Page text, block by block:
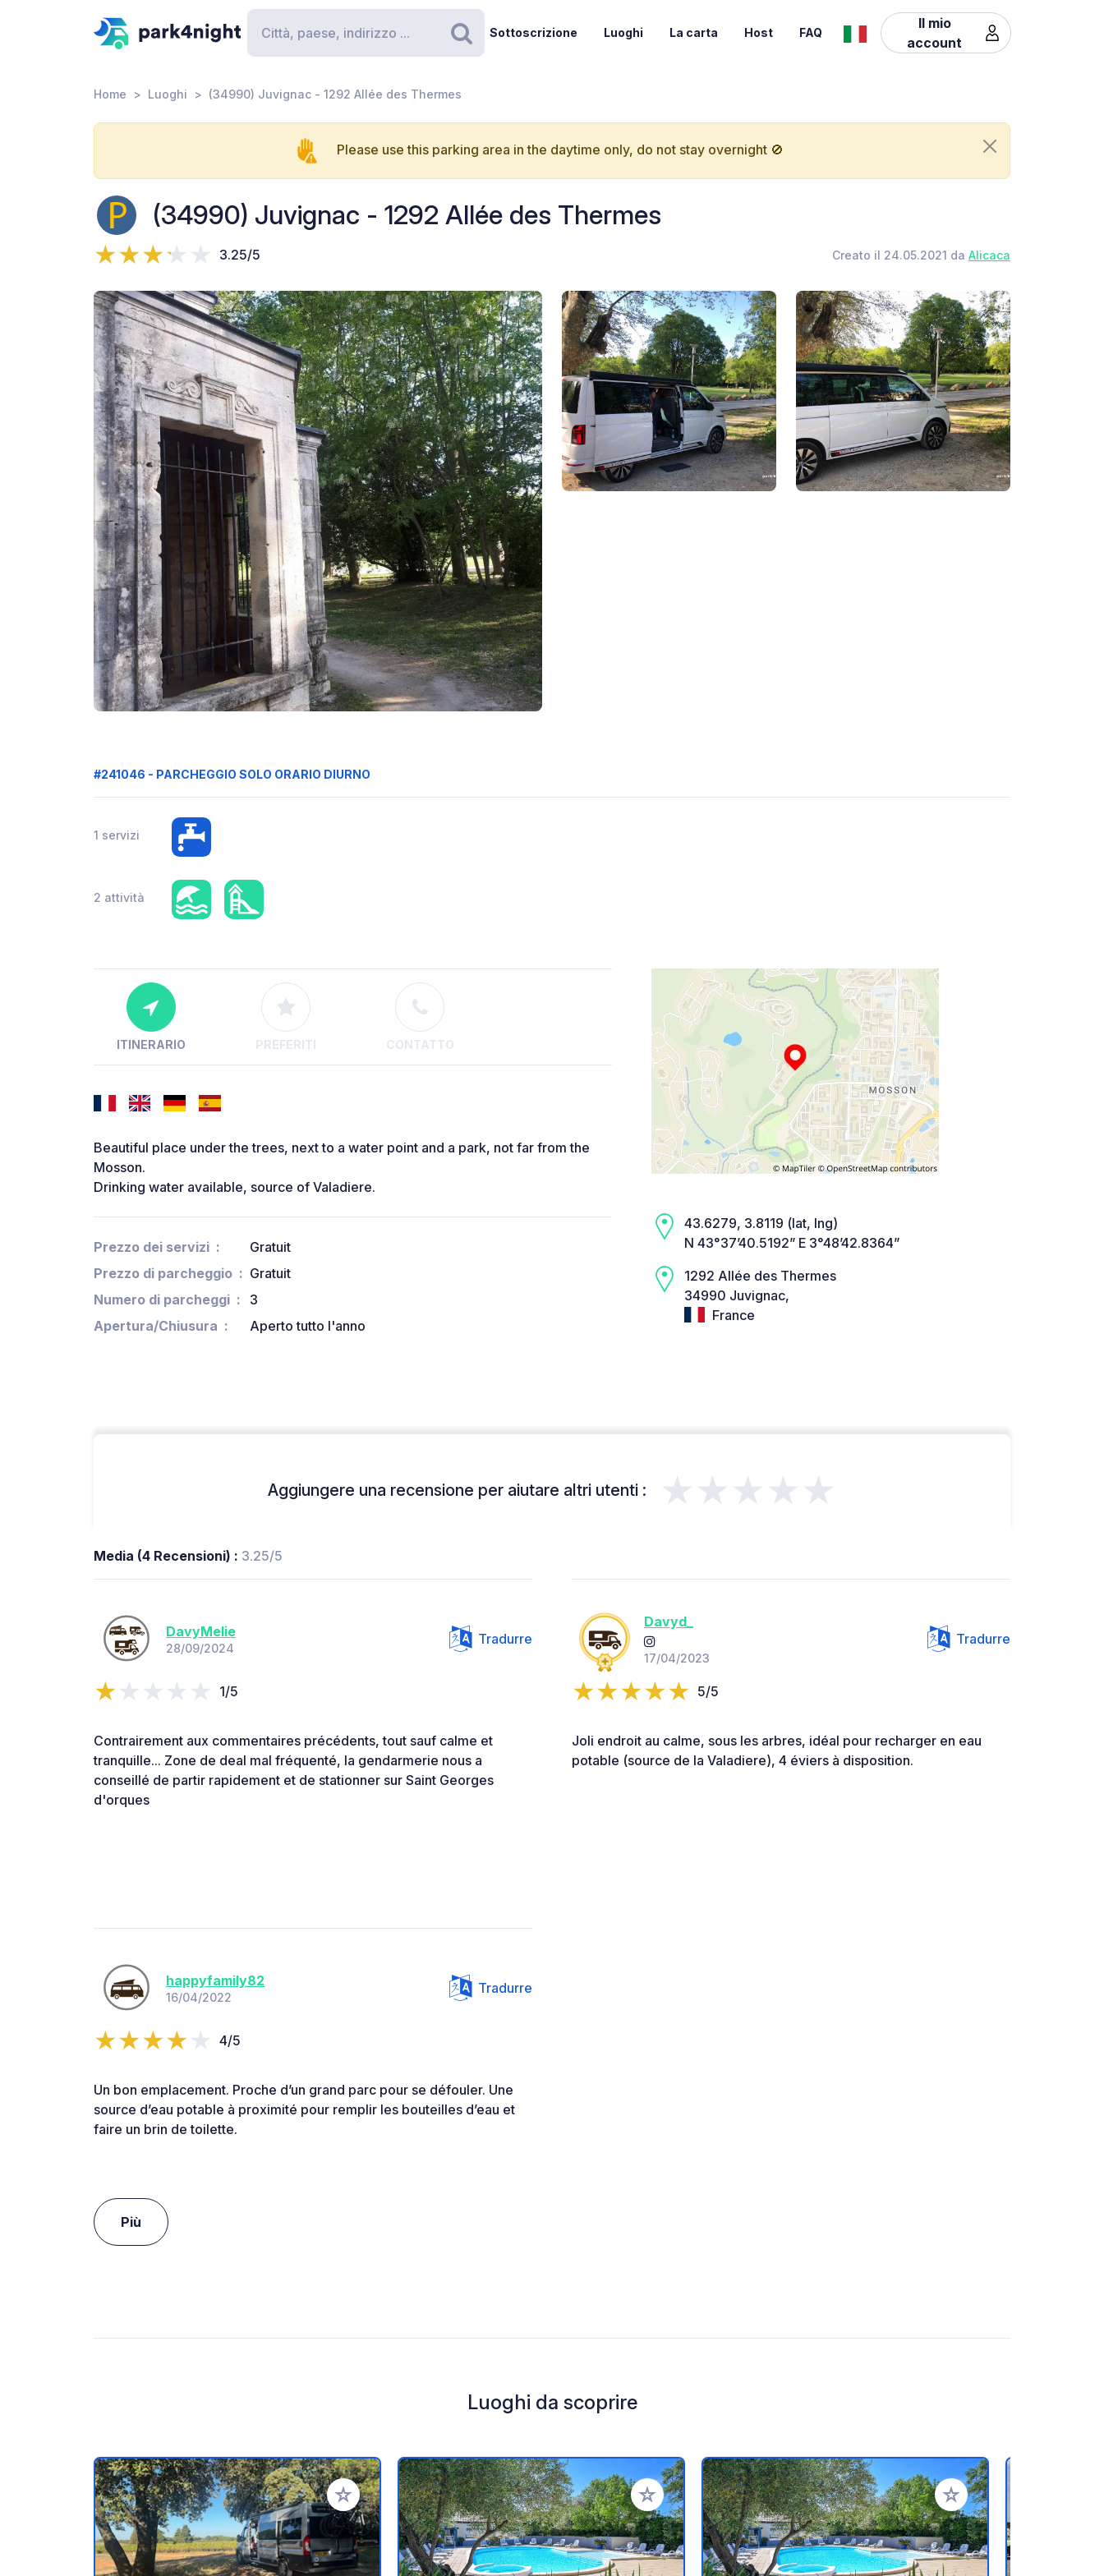
Ricerca
Sottoscrizione Luoghi La carta Host FAQ
Il mio
account
Home Luoghi (34990) Juvignac - 1292 Allée des Thermes
Please use this parking area in the daytime only, do not stay overnight 🚫
(34990) Juvignac - 1292 Allée des Thermes
3.25/5 Creato il 24.05.2021 da Alicaca
#241046 - PARCHEGGIO SOLO ORARIO DIURNO
1 servizi
2 attività
ITINERARIO PREFERITI CONTATTO
Beautiful place under the trees, next to a water point and a park, not far from the
Mosson.
Drinking water available, source of Valadiere.
Prezzo dei servizi
Gratuit
Prezzo di parcheggio
Gratuit
Numero di parcheggi
3
Apertura/Chiusura
Aperto tutto l'anno
43.6279, 3.8119 (lat, lng)
N 43°37’40.5192” E 3°48’42.8364”
1292 Allée des Thermes
34990 Juvignac,
France
Aggiungere una recensione per aiutare altri utenti : ★★★★★
Media (4 Recensioni) : 3.25/5
DavyMelie
28/09/2024
Tradurre
1/5
Contrairement aux commentaires précédents, tout sauf calme et
tranquille... Zone de deal mal fréquenté, la gendarmerie nous a
conseillé de partir rapidement et de stationner sur Saint Georges
d'orques
Davyd_
17/04/2023
Tradurre
5/5
Joli endroit au calme, sous les arbres, idéal pour recharger en eau
potable (source de la Valadiere), 4 éviers à disposition.
happyfamily82
16/04/2022
Tradurre
4/5
Un bon emplacement. Proche d’un grand parc pour se défouler. Une
source d’eau potable à proximité pour remplir les bouteilles d’eau et
faire un brin de toilette.
Più
Luoghi da scoprire
Aggiungi ai tuoi preferiti Aggiungi ai tuoi preferiti Aggiungi ai tuoi preferiti